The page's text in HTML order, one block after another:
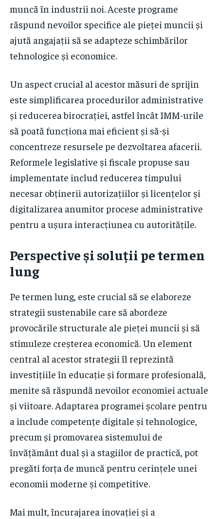
muncă în industrii noi. Aceste programe
răspund nevoilor specifice ale pieței muncii și
ajută angajații să se adapteze schimbărilor
tehnologice și economice.
Un aspect crucial al acestor măsuri de sprijin
este simplificarea procedurilor administrative
și reducerea birocrației, astfel încât IMM-urile
să poată funcționa mai eficient și să-și
concentreze resursele pe dezvoltarea afacerii.
Reformele legislative și fiscale propuse sau
implementate includ reducerea timpului
necesar obținerii autorizațiilor și licențelor și
digitalizarea anumitor procese administrative
pentru a ușura interacțiunea cu autoritățile.
Perspective și soluții pe termen
lung
Pe termen lung, este crucial să se elaboreze
strategii sustenabile care să abordeze
provocările structurale ale pieței muncii și să
stimuleze creșterea economică. Un element
central al acestor strategii îl reprezintă
investițiile în educație și formare profesională,
menite să răspundă nevoilor economiei actuale
și viitoare. Adaptarea programei școlare pentru
a include competențe digitale și tehnologice,
precum și promovarea sistemului de
învățământ dual și a stagiilor de practică, pot
pregăti forța de muncă pentru cerințele unei
economii moderne și competitive.
Mai mult, încurajarea inovației și a